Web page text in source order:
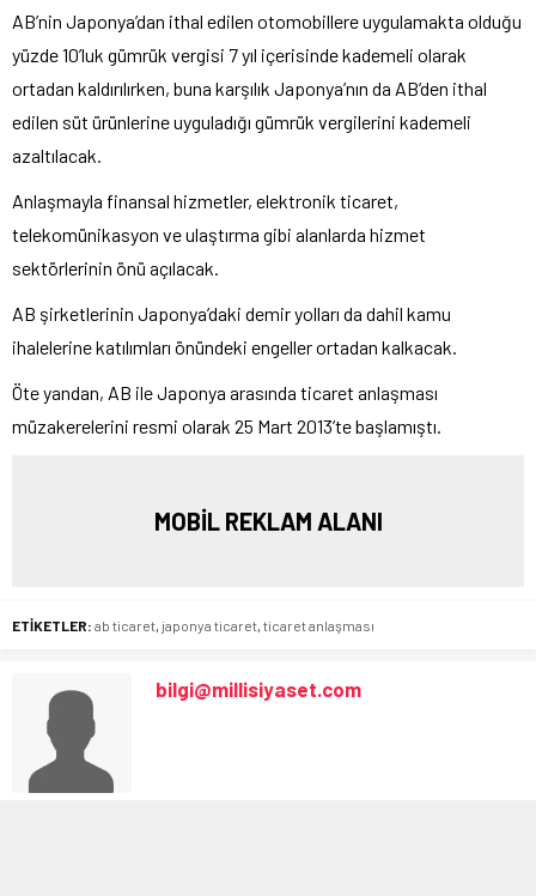
AB’nin Japonya’dan ithal edilen otomobillere uygulamakta olduğu
yüzde 10’luk gümrük vergisi 7 yıl içerisinde kademeli olarak
ortadan kaldırılırken, buna karşılık Japonya’nın da AB’den ithal
edilen süt ürünlerine uyguladığı gümrük vergilerini kademeli
azaltılacak.
Anlaşmayla finansal hizmetler, elektronik ticaret,
telekomünikasyon ve ulaştırma gibi alanlarda hizmet
sektörlerinin önü açılacak.
AB şirketlerinin Japonya’daki demir yolları da dahil kamu
ihalelerine katılımları önündeki engeller ortadan kalkacak.
Öte yandan, AB ile Japonya arasında ticaret anlaşması
müzakerelerini resmi olarak 25 Mart 2013’te başlamıştı.
MOBİL REKLAM ALANI
ETİKETLER: ab ticaret japonya ticaret ticaret anlaşması
bilgi@millisiyaset.com